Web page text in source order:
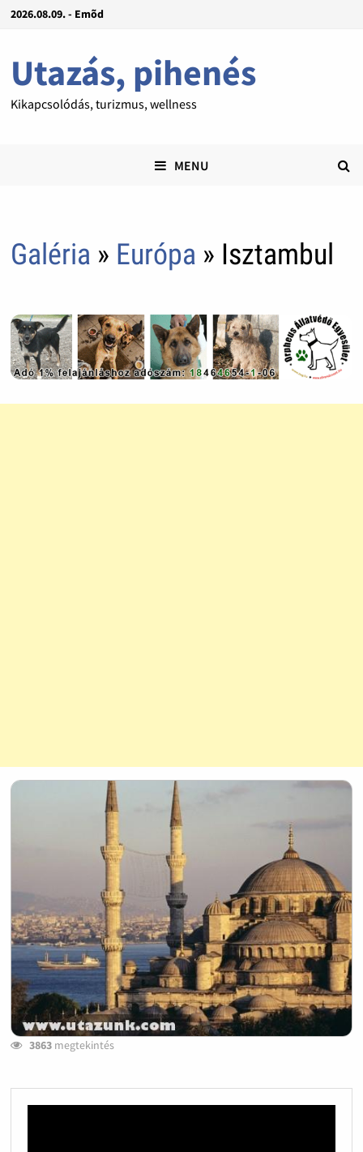
2026.08.09. - Emõd
Utazás, pihenés
Kikapcsolódás, turizmus, wellness
MENU
Galéria » Európa » Isztambul
3863megtekintés